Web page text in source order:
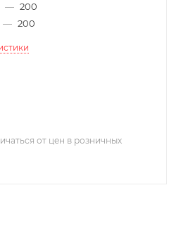
— 200
— 200
от цен в розничных